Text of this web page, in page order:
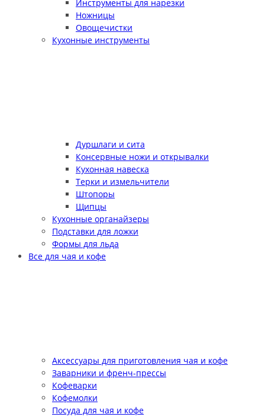
Инструменты для нарезки
Ножницы
Овощечистки
Кухонные инструменты
Дуршлаги и сита
Консервные ножи и открывалки
Кухонная навеска
Терки и измельчители
Штопоры
Щипцы
Кухонные органайзеры
Подставки для ложки
Формы для льда
Все для чая и кофе
Аксессуары для приготовления чая и кофе
Заварники и френч-прессы
Кофеварки
Кофемолки
Посуда для чая и кофе